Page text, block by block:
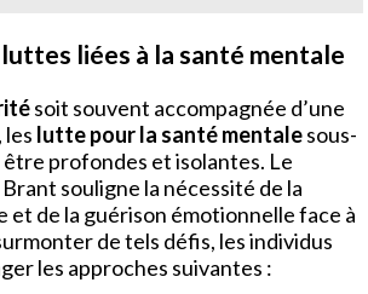
liées à la santé mentale
soit souvent accompagnée d’une
les lutte pour la santé mentalesous-
profondes et isolantes. Le
souligne la nécessité de la
et de la guérison émotionnelle face à
de tels défis, les individus
les approches suivantes :